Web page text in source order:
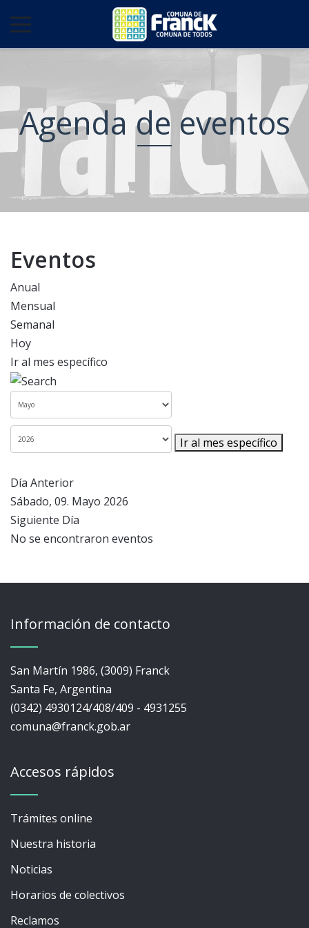
Agenda de eventos
Eventos
Anual
Mensual
Semanal
Hoy
Ir al mes específico
Ir al mes específico
Día Anterior
Sábado, 09. Mayo 2026
Siguiente Día
No se encontraron eventos
Información de contacto
San Martín 1986, (3009) Franck
Santa Fe, Argentina
(0342) 4930124/408/409 - 4931255
comuna@franck.gob.ar
Accesos rápidos
Trámites online
Nuestra historia
Noticias
Horarios de colectivos
Reclamos